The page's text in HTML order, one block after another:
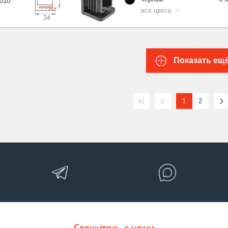
34
все цвета
Показать
1 2